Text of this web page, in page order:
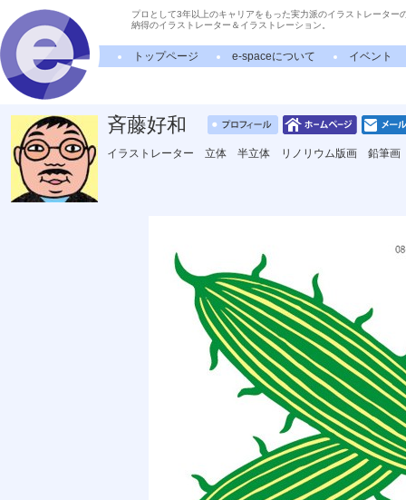
プロとして3年以上のキャリアをもった実力派のイラストレーター
納得のイラストレーター＆イラストレーション。
トップページ e-spaceについて イベント
斉藤好和
イラストレーター 立体 半立体 リノリウム版画 鉛筆画